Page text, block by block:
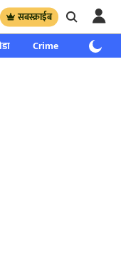
सबस्क्राईब
Crime साप्ताहिक